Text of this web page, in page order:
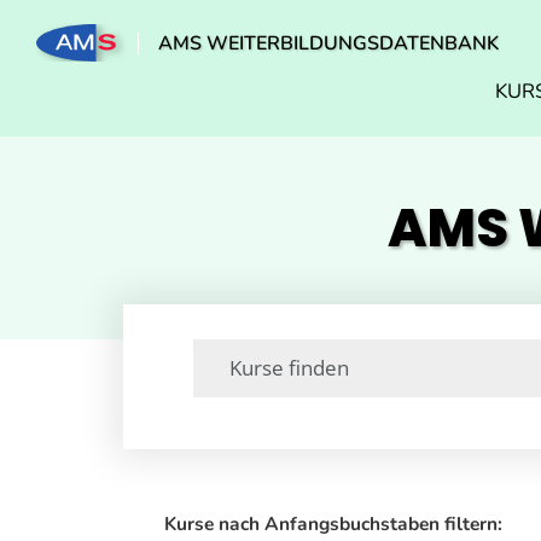
AMS WEITERBILDUNGSDATENBANK
AMS
Kurse nach Anfangsbuchstaben filtern: